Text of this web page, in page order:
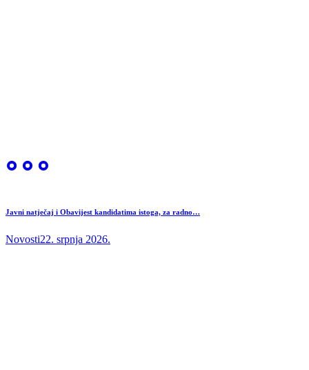
Javni natječaj i Obavijest kandidatima istoga, za radno…
Novosti22. srpnja 2026.